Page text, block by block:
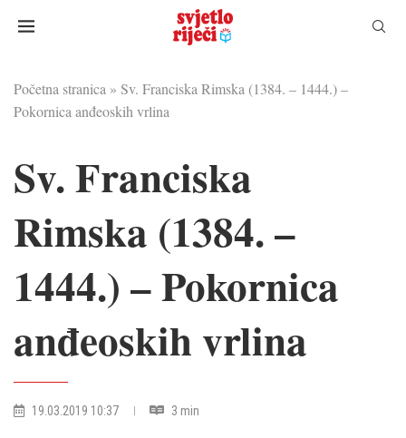
Početna stranica » Sv. Franciska Rimska (1384. – 1444.) –
Pokornica anđeoskih vrlina
Sv. Franciska
Rimska (1384. –
1444.) – Pokornica
anđeoskih vrlina
19.03.2019 10:37 3 min